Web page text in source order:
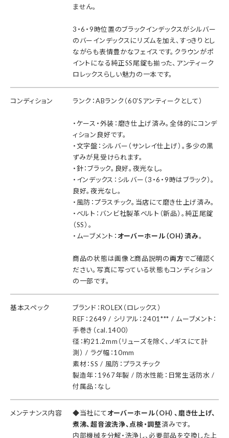
ません。
3・6・9時位置のブラックインデックスがシルバー
のバーインデックスにリズムを加え、すっきりとし
ながらも表情豊かなフェイスです。クラウンがポ
イントになる純正SS尾錠も揃った、アンティーク
ロレックスらしい魅力の一本です。
コンディション ランク：ABランク（60'Sアンティークとして）
・ケース・外装：磨き仕上げ済み。全体的にコンデ
ィション良好です。
・文字盤：シルバー（サンレイ仕上げ）。多少の黒
ずみが見受けられます。
・針：ブラック。良好。夜光なし。
・インデックス：シルバー（3・6・9時はブラック）。
良好。夜光なし。
・風防：プラスチック。当店にて磨き仕上げ済み。
・ベルト：バンビ社製革ベルト（新品）。純正尾錠
（SS）。
・ムーブメント： オーバーホール（OH）済み。
商品の状態は画像と商品説明の両方でご確認く
ださい。写真に写っている状態もコンディション
の一部です。
基本スペック
ブランド：ROLEX（ロレックス）
REF：2649 / シリアル：2401*** / ムーブメント：
手巻き（cal.1400）
径：約21.2mm（リューズを除く、ノギスにて計
測） / ラグ幅：10mm
素材：SS / 風防：プラスチック
製造年：1967年製 / 防水性能：日常生活防水 /
付属品：なし
メンテナンス内容 ◆当社にてオーバーホール（OH）、磨き仕上げ、
煮沸、超音波洗浄、点検・調整済みです。
内部機械を分解・洗浄し、必要部品を交換した上